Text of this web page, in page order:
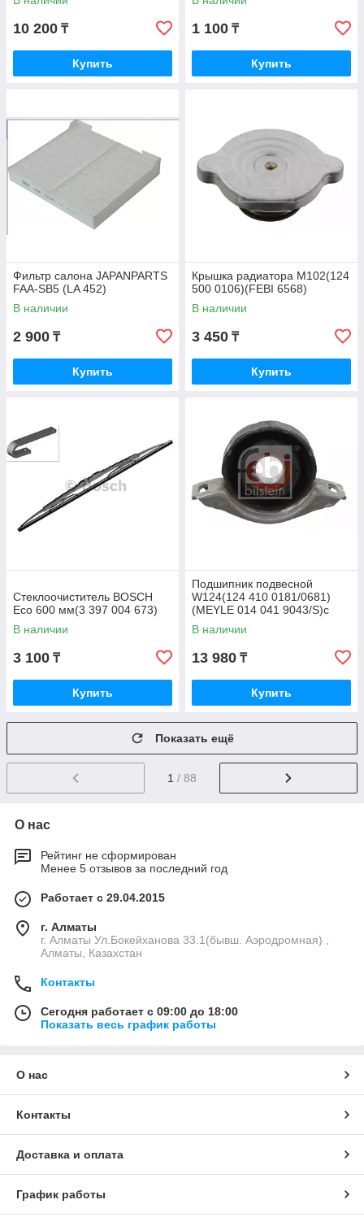
10 200 ₸
Купить
1 100 ₸
Купить
Фильтр салона JAPANPARTS
FAA-SB5 (LA 452)
В наличии
2 900 ₸
Купить
Крышка радиатора M102(124
500 0106)(FEBI 6568)
В наличии
3 450 ₸
Купить
Стеклоочиститель BOSCH
Eco 600 мм(3 397 004 673)
В наличии
3 100 ₸
Купить
Подшипник подвесной
W124(124 410 0181/0681)
(MEYLE 014 041 9043/S)с
подшипником
В наличии
13 980 ₸
Купить
Показать ещё
1 / 88
О нас
Рейтинг не сформирован
Менее 5 отзывов за последний год
Работает с 29.04.2015
г. Алматы
г. Алматы Ул.Бокейханова 33.1(бывш. Аэродромная) ,
Алматы, Казахстан
Контакты
Сегодня работает с 09:00 до 18:00
Показать весь график работы
О нас
Контакты
Доставка и оплата
График работы